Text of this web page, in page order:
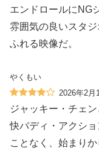
エンドロールにNG
雰囲気の良いスタ
ふれる映像だ。
やくもい
2026年2月
ジャッキー・チェ
快バディ・アクシ
ことなく、始まり